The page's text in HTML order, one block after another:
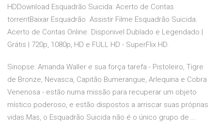
HDDownload Esquadrão Suicida: Acerto de Contas
torrentBaixar Esquadrão Assistir Filme Esquadrão Suicida:
Acerto de Contas Online. Disponivel Dublado e Legendado |
Grátis | 720p, 1080p, HD e FULL HD - SuperFlix HD.
Sinopse: Amanda Waller e sua força tarefa - Pistoleiro, Tigre
de Bronze, Nevasca, Capitão Bumerangue, Arlequina e Cobra
Venenosa - estão numa missão para recuperar um objeto
místico poderoso, e estão dispostos a arriscar suas próprias
vidas.Mas, o Esquadrão Suicida não é o único grupo de …